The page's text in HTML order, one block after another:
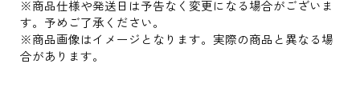
※商品仕様や発送日は予告なく変更になる場合がございま
す。予めご了承ください。
※商品画像はイメージとなります。実際の商品と異なる場
合があります。